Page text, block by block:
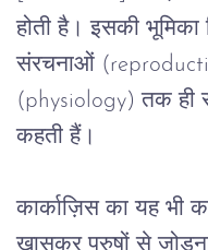
होती है। इसकी भूमिका
संरचनाओं
(physiology) तक ही
कहती हैं।
कार्काज़िस का यह भी
खासकर पुरुषों से